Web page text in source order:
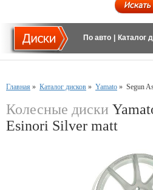
По авто Каталог
Главная » Каталог дисков » Yamato » Segun
Колесные диски
Esinori Silver matt